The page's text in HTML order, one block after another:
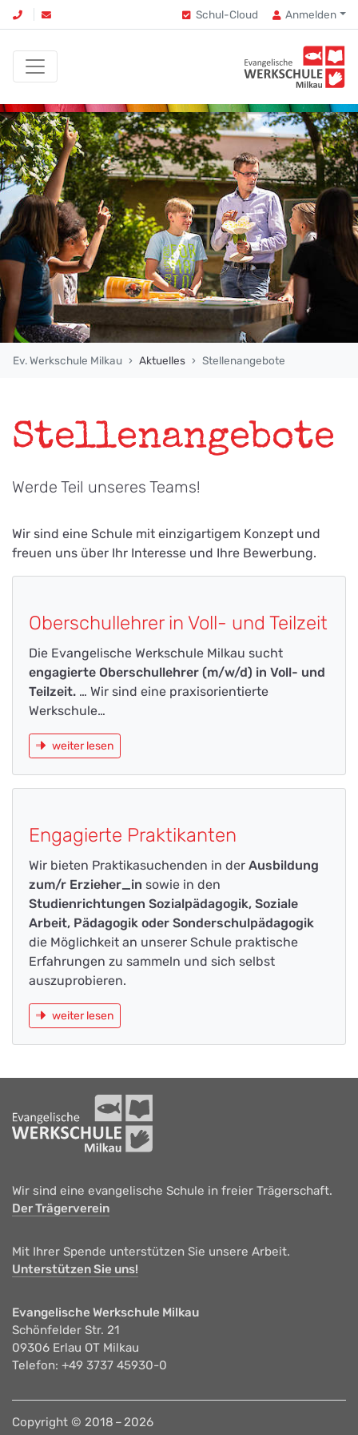
Schul-Cloud Anmelden
Ev. Werkschule Milkau Aktuelles Stellenangebote
Stellenangebote
Werde Teil unseres Teams!
Wir sind eine Schule mit einzigartigem Konzept und
freuen uns über Ihr Interesse und Ihre Bewerbung.
Oberschullehrer in Voll- und Teilzeit
Die Evangelische Werkschule Milkau sucht
engagierte Oberschullehrer (m/w/d) in Voll- und
Teilzeit. … Wir sind eine praxisorientierte
Werkschule…
weiter lesen
Engagierte Praktikanten
Wir bieten Praktikasuchenden in der Ausbildung
zum/r Erzieher_in sowie in den
Studienrichtungen Sozialpädagogik, Soziale
Arbeit, Pädagogik oder Sonderschulpädagogik
die Möglichkeit an unserer Schule praktische
Erfahrungen zu sammeln und sich selbst
auszuprobieren.
weiter lesen
Wir sind eine evangelische Schule in freier Trägerschaft.
Der Trägerverein
Mit Ihrer Spende unterstützen Sie unsere Arbeit.
Unterstützen Sie uns!
Evangelische Werkschule Milkau
Schönfelder Str. 21
09306 Erlau OT Milkau
Telefon: +49 3737 45930-0
Copyright © 2018 – 2026